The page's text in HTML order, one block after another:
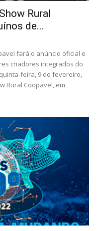
Rural
de...
fará o anúncio oficial e
criadores integrados do
feira, 9 de fevereiro,
Rural Coopavel, em